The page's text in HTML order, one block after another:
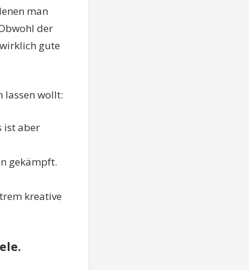
man
der
gute
lassen wollt:
ist aber
gekämpft.
kreative